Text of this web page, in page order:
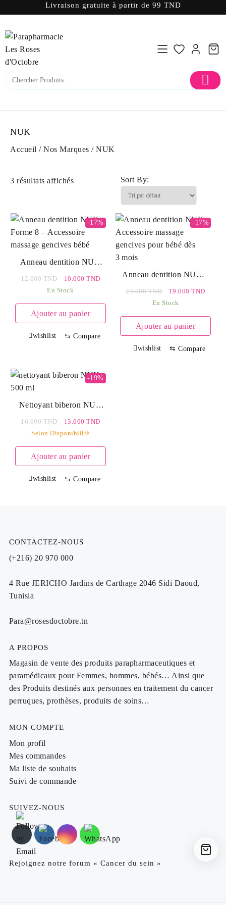
content
Livraison gratuite à partir de 99 TND
NUK
Accueil / Nos Marques / NUK
3 résultats affichés Sort By:
-17%
Anneau dentition NUK
12.000TND
Le
prix
était :
12.000 TND.
10.000TNDLe
10.000 TND.
En Stock
Ajouter au panier
wishlist ⇆ Compare
-17%
Anneau dentition NUK –
23.000TND
Le
prix
était :
23.000 TND.
19.000TNDLe
En Stock
Ajouter au panier
wishlist ⇆ Compare
-19%
Nettoyant biberon NUK
16.000TND
Le
prix
était :
16.000 TND.
13.000TNDLe
13.000 TND.
Selon Disponibilité
Ajouter au panier
wishlist ⇆ Compare
CONTACTEZ-NOUS
(+216) 20 970 000
4 Rue JERICHO Jardins de Carthage 2046 Sidi Daoud,
Tunisia
Para@rosesdoctobre.tn
A PROPOS
Magasin de vente des produits parapharmaceutiques et
paramédicaux pour Femmes, hommes, bébés… Ainsi que
des Produits destinés aux personnes en traitement du cancer
perruques, prothèses, produits de soins…
MON COMPTE
Mon profil
Mes commandes
Ma liste de souhaits
Suivi de commande
SUIVEZ-NOUS
Rejoignez notre forum « Cancer du sein »